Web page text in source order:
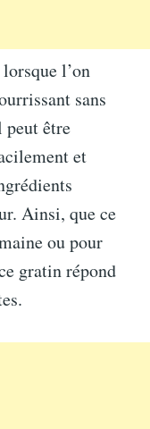
l’on
sans
peut être
et
Ainsi, que ce
ou pour
gratin répond